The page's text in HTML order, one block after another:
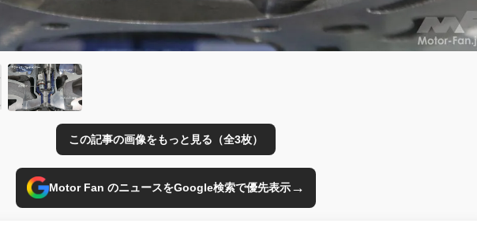
この記事の画像をもっと見る（全3枚）
Motor Fan のニュースをGoogle検索で優先表示→